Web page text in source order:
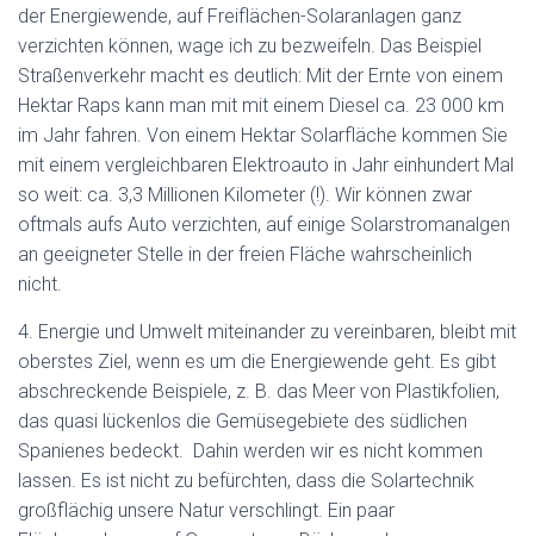
der Energiewende, auf Freiflächen-Solaranlagen ganz
verzichten können, wage ich zu bezweifeln. Das Beispiel
Straßenverkehr macht es deutlich: Mit der Ernte von einem
Hektar Raps kann man mit mit einem Diesel ca. 23 000 km
im Jahr fahren. Von einem Hektar Solarfläche kommen Sie
mit einem vergleichbaren Elektroauto in Jahr einhundert Mal
so weit: ca. 3,3 Millionen Kilometer (!). Wir können zwar
oftmals aufs Auto verzichten, auf einige Solarstromanalgen
an geeigneter Stelle in der freien Fläche wahrscheinlich
nicht.
4. Energie und Umwelt miteinander zu vereinbaren, bleibt mit
oberstes Ziel, wenn es um die Energiewende geht. Es gibt
abschreckende Beispiele, z. B. das Meer von Plastikfolien,
das quasi lückenlos die Gemüsegebiete des südlichen
Spanienes bedeckt. Dahin werden wir es nicht kommen
lassen. Es ist nicht zu befürchten, dass die Solartechnik
großflächig unsere Natur verschlingt. Ein paar